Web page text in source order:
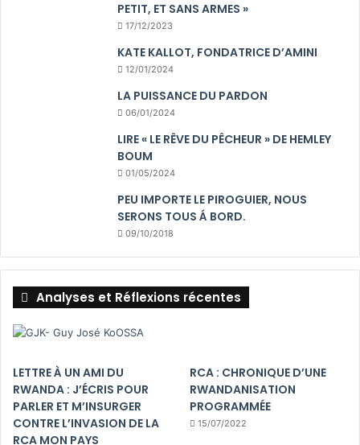
PETIT, ET SANS ARMES »
17/12/2023
KATE KALLOT, FONDATRICE D’AMINI
12/01/2024
LA PUISSANCE DU PARDON
06/01/2024
LIRE « LE RÊVE DU PÊCHEUR » DE HEMLEY
BOUM
01/05/2024
PEU IMPORTE LE PIROGUIER, NOUS
SERONS TOUS Á BORD.
09/10/2018
Analyses et Réflexions récentes
LETTRE À UN AMI DU
RWANDA : J’ÉCRIS POUR
PARLER ET M’INSURGER
CONTRE L’INVASION DE LA
RCA MON PAYS
RCA : CHRONIQUE D’UNE
RWANDANISATION
PROGRAMMÉE
15/07/2022